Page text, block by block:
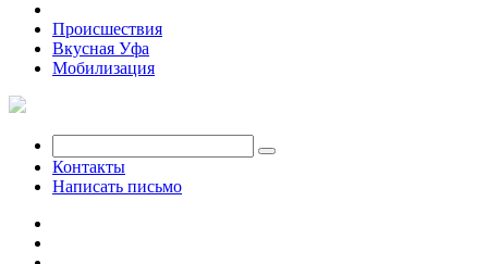
Происшествия
Вкусная Уфа
Мобилизация
Контакты
Написать письмо